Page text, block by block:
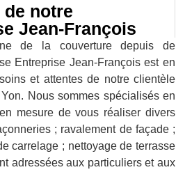
notre
Jean-François
de la couverture depuis de
Entreprise Jean-François est en
et attentes de notre clientèle
Nous sommes spécialisés en
mesure de vous réaliser divers
; ravalement de façade ;
carrelage ; nettoyage de terrasse
adressées aux particuliers et aux